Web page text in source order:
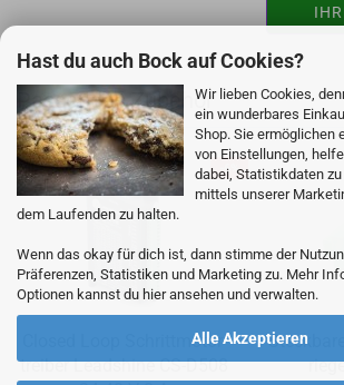
Hast du auch Bock auf Cookies?
Wir lieben Cookies,
ein wunderbares
Shop. Sie ermöglichen
von Einstellungen,
dabei, Statistikdaten
mittels unserer
dem Laufenden zu halten.
Wenn das okay für dich ist, dann stimme der
Präferenzen, Statistiken und Marketing zu. Mehr
Optionen kannst du hier ansehen und verwalten.
Alle Akzeptieren
Passendes Zubehör
-6%
Clo­sed Loop Schritt­mo­tor­
trei­ber Lead­shi­ne CS-​D508